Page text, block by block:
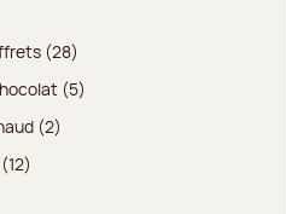
(28)
(5)
(2)
(12)